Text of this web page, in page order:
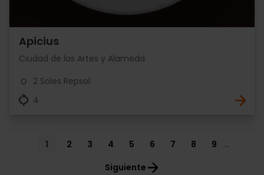
Apicius
Ciudad de las Artes y Alameda
2 Soles Repsol
4
PaginationCurrent
1 Page
2 Page
3 Page
4 Page
5 Page
6 Page
7 Page
8 Page
9
…
Siguiente